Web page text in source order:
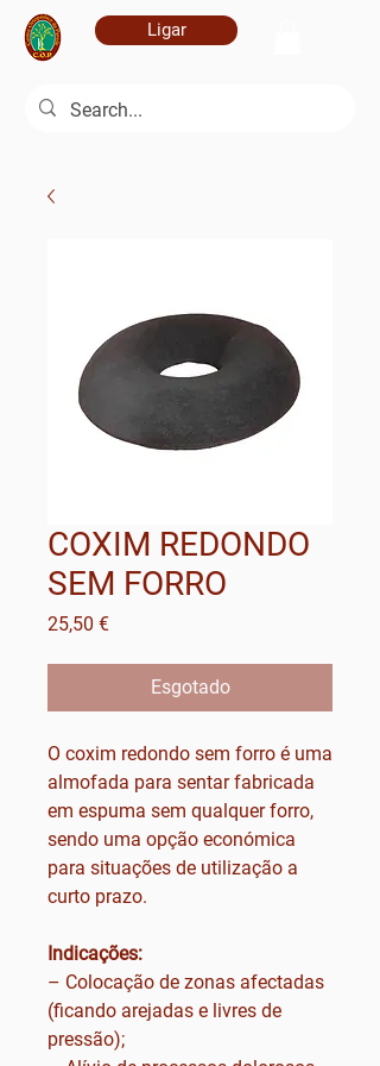
Ligar
COXIM REDONDO
SEM FORRO
25,50 €Preço
Esgotado
O coxim redondo sem forro é uma
almofada para sentar fabricada
em espuma sem qualquer forro,
sendo uma opção económica
para situações de utilização a
curto prazo.
Indicações:
– Colocação de zonas afectadas
(ficando arejadas e livres de
pressão);